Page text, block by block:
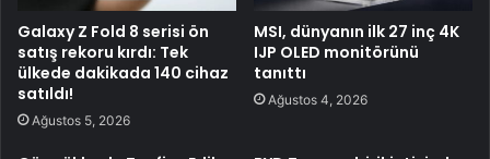
Galaxy Z Fold 8 serisi ön
satış rekoru kırdı: Tek
ülkede dakikada 140 cihaz
satıldı!
Ağustos 5, 2026
MSI, dünyanın ilk 27 inç 4K
IJP OLED monitörünü
tanıttı
Ağustos 4, 2026